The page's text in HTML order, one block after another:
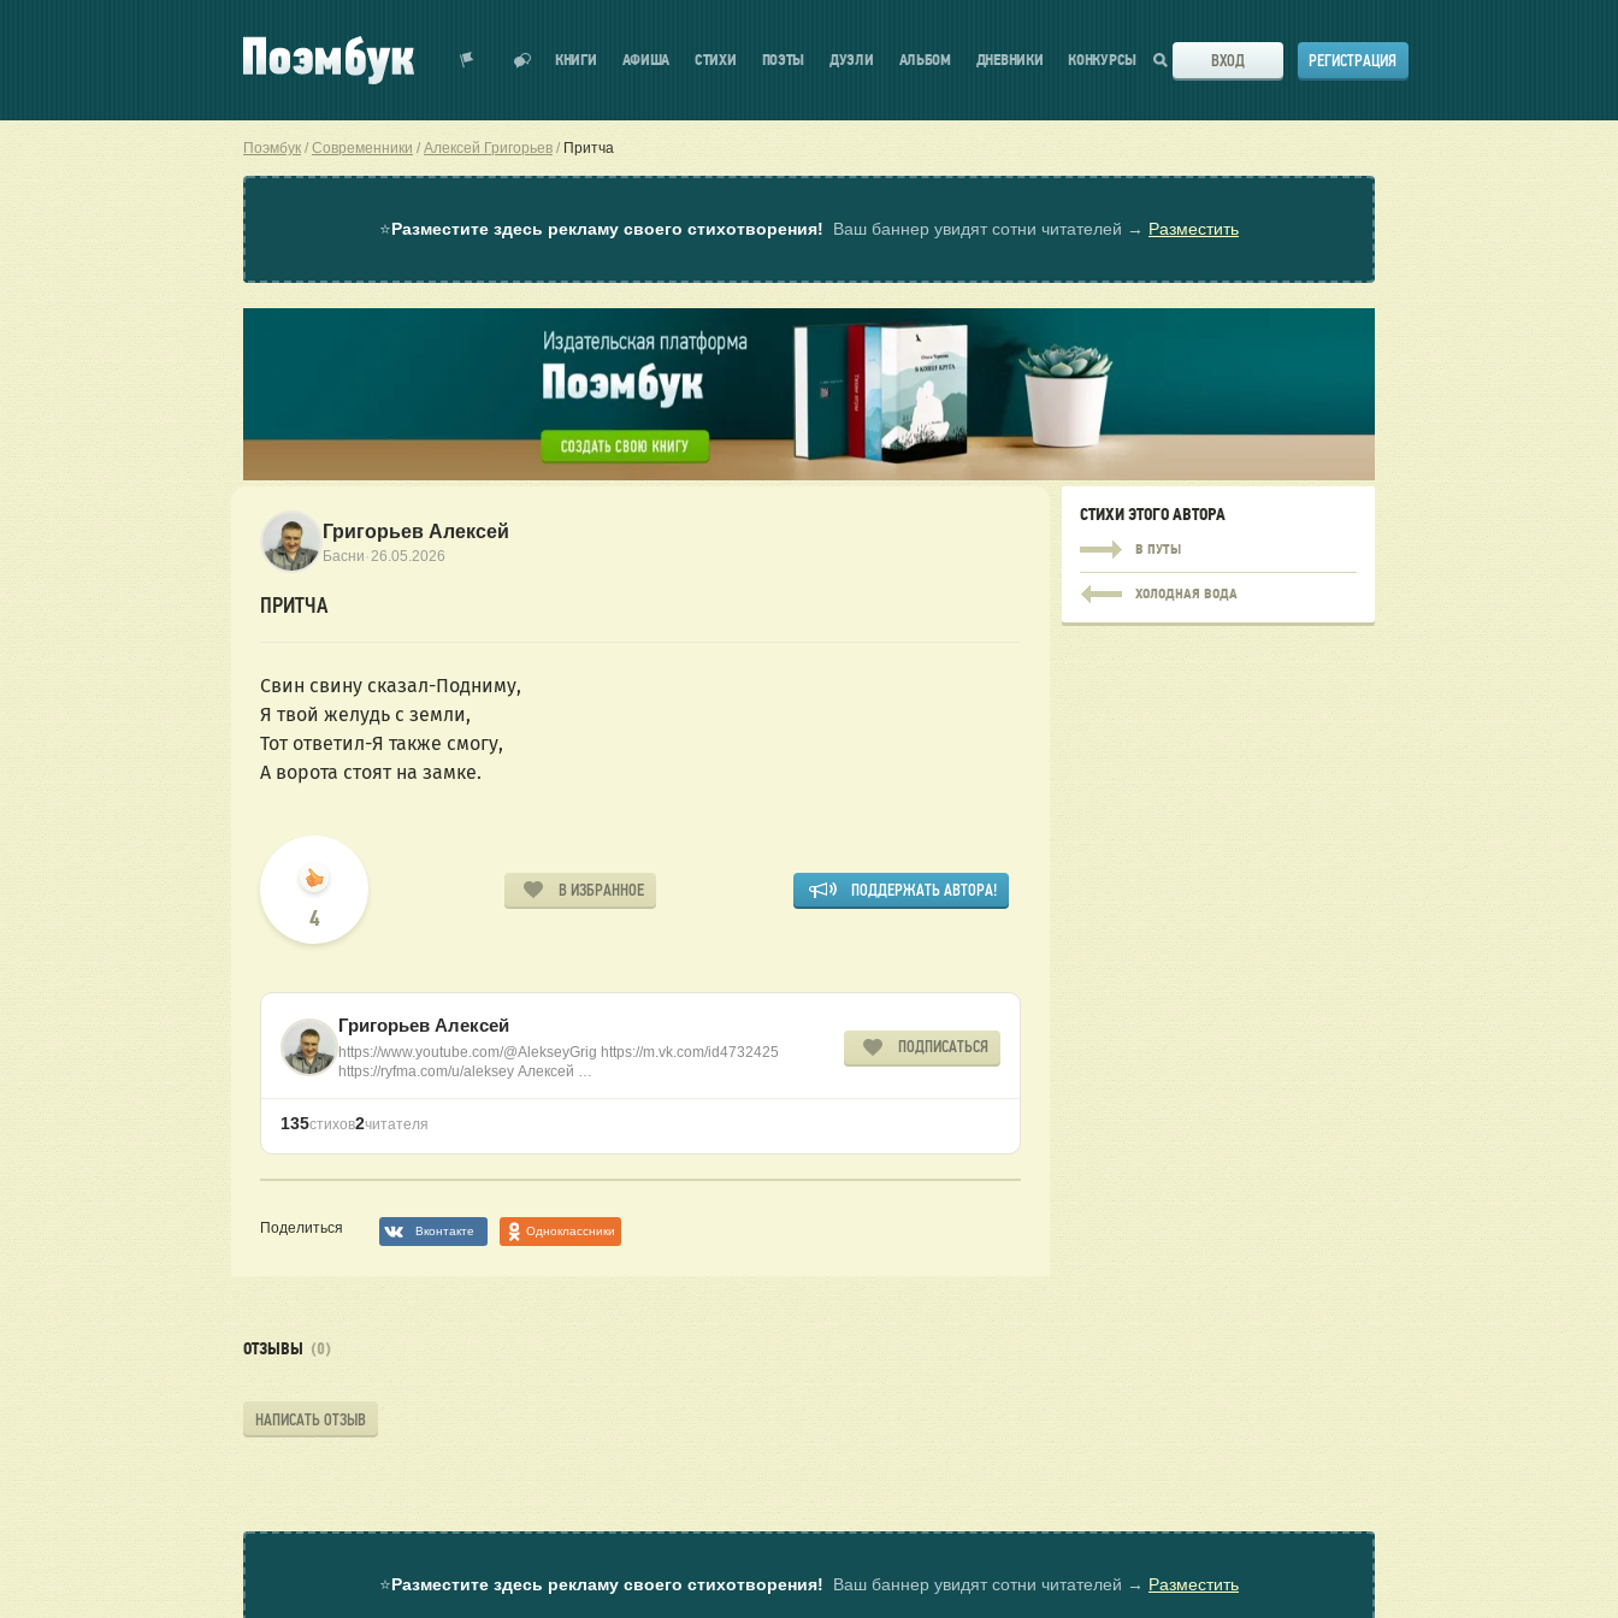
КНИГИ АФИША СТИХИ ПОЭТЫ ДУЭЛИ АЛЬБОМ ДНЕВНИКИ КОНКУРСЫ ВХОД РЕГИСТРАЦИЯ
Поэмбук Современники Алексей Григорьев Притча
⭐Разместите здесь рекламу своего стихотворения! Ваш баннер увидят сотни читателей → Разместить
Григорьев Алексей
Басни ·26.05.2026
ПРИТЧА
Свин свину сказал-Подниму,
Я твой желудь с земли,
Тот ответил-Я также смогу,
А ворота стоят на замке.
4
В ИЗБРАННОЕ ПОДДЕРЖАТЬ АВТОРА!
Григорьев Алексей
https://www.youtube.com/@AlekseyGrig https://m.vk.com/id4732425
https://ryfma.com/u/aleksey Алексей …
ПОДПИСАТЬСЯ
135стихов2читателя
Поделиться Вконтакте Одноклассники
СТИХИ ЭТОГО АВТОРА
В ПУТЬ!
ХОЛОДНАЯ ВОДА
ОТЗЫВЫ (0)
НАПИСАТЬ ОТЗЫВ
⭐Разместите здесь рекламу своего стихотворения! Ваш баннер увидят сотни читателей → Разместить